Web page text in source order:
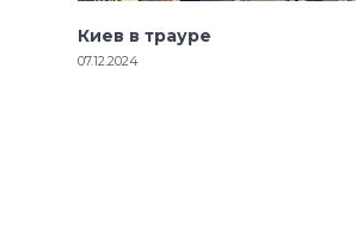
Киев в трауре
07.12.2024